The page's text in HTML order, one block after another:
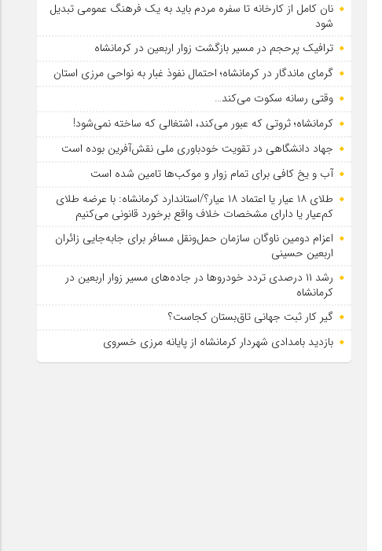
نان کامل از کارخانه تا سفره مردم باید به یک فرهنگ عمومی تبدیل
شود
ترافیک پرحجم در مسیر بازگشت زوار اربعین در کرمانشاه
گرمای ماندگار در کرمانشاه؛ احتمال نفوذ غبار به نواحی مرزی استان
وقتی رسانه سکوت می‌کند…
کرمانشاه؛ ثروتی که عبور می‌کند، اشتغالی که ساخته نمی‌شود!
جهاد دانشگاهی در تقویت خودباوری ملی نقش‌آفرین بوده است
آب و یخ کافی برای تمام زوار و موکب‌ها تامین شده است
طلای ۱۸ عیار یا اعتماد ۱۸ عیار؟/استاندارد کرمانشاه: با عرضه طلای
کم‌عیار یا دارای مشخصات خلاف واقع برخورد قانونی می‌کنیم
اعزام دومین ناوگان سازمان حمل‌ونقل مسافر برای جابه‌جایی زائران
اربعین حسینی
رشد ۱۱ درصدی تردد خودروها در جاده‌های مسیر زوار اربعین در
کرمانشاه
گیر کار ثبت جهانی تاق‌بستان کجاست؟
بازدید بامدادی شهردار کرمانشاه از پایانه مرزی خسروی